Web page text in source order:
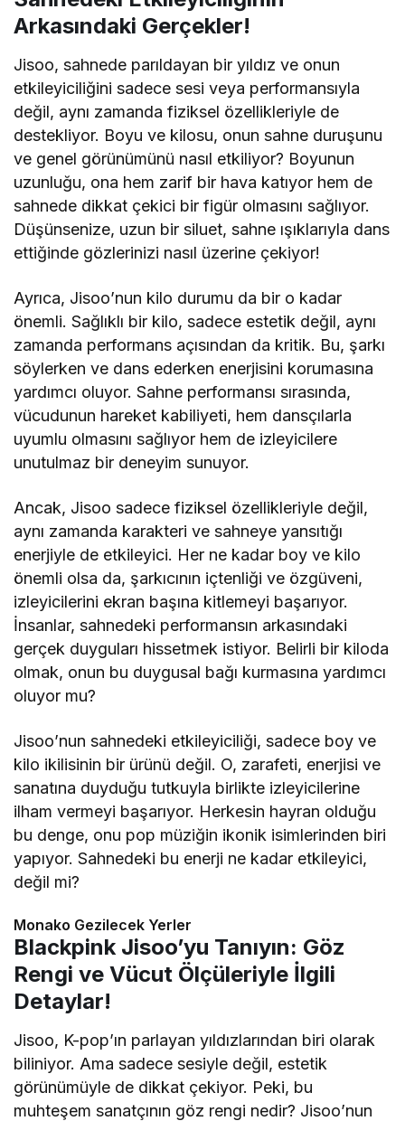
Arkasındaki Gerçekler!
Jisoo, sahnede parıldayan bir yıldız ve onun
etkileyiciliğini sadece sesi veya performansıyla
değil, aynı zamanda fiziksel özellikleriyle de
destekliyor. Boyu ve kilosu, onun sahne duruşunu
ve genel görünümünü nasıl etkiliyor? Boyunun
uzunluğu, ona hem zarif bir hava katıyor hem de
sahnede dikkat çekici bir figür olmasını sağlıyor.
Düşünsenize, uzun bir siluet, sahne ışıklarıyla dans
ettiğinde gözlerinizi nasıl üzerine çekiyor!
Ayrıca, Jisoo’nun kilo durumu da bir o kadar
önemli. Sağlıklı bir kilo, sadece estetik değil, aynı
zamanda performans açısından da kritik. Bu, şarkı
söylerken ve dans ederken enerjisini korumasına
yardımcı oluyor. Sahne performansı sırasında,
vücudunun hareket kabiliyeti, hem dansçılarla
uyumlu olmasını sağlıyor hem de izleyicilere
unutulmaz bir deneyim sunuyor.
Ancak, Jisoo sadece fiziksel özellikleriyle değil,
aynı zamanda karakteri ve sahneye yansıtığı
enerjiyle de etkileyici. Her ne kadar boy ve kilo
önemli olsa da, şarkıcının içtenliği ve özgüveni,
izleyicilerini ekran başına kitlemeyi başarıyor.
İnsanlar, sahnedeki performansın arkasındaki
gerçek duyguları hissetmek istiyor. Belirli bir kiloda
olmak, onun bu duygusal bağı kurmasına yardımcı
oluyor mu?
Jisoo’nun sahnedeki etkileyiciliği, sadece boy ve
kilo ikilisinin bir ürünü değil. O, zarafeti, enerjisi ve
sanatına duyduğu tutkuyla birlikte izleyicilerine
ilham vermeyi başarıyor. Herkesin hayran olduğu
bu denge, onu pop müziğin ikonik isimlerinden biri
yapıyor. Sahnedeki bu enerji ne kadar etkileyici,
değil mi?
Monako Gezilecek Yerler
Blackpink Jisoo’yu Tanıyın: Göz
Rengi ve Vücut Ölçüleriyle İlgili
Detaylar!
Jisoo, K-pop’ın parlayan yıldızlarından biri olarak
biliniyor. Ama sadece sesiyle değil, estetik
görünümüyle de dikkat çekiyor. Peki, bu
muhteşem sanatçının göz rengi nedir? Jisoo’nun